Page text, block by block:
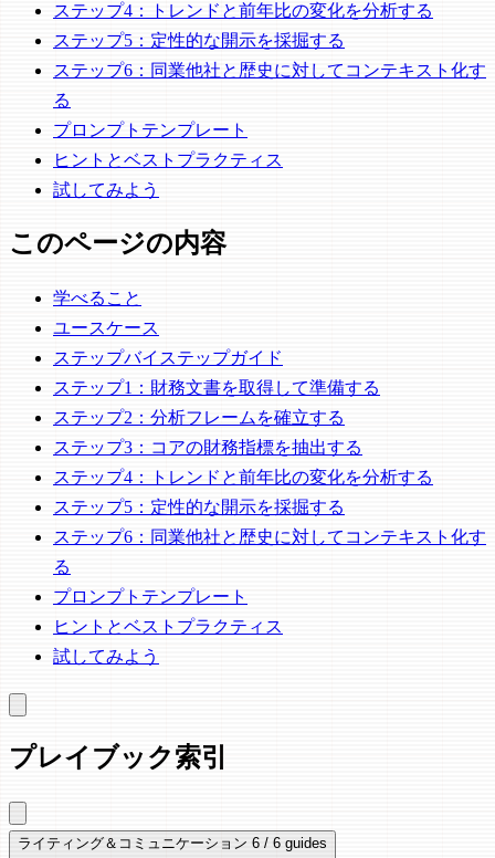
ステップ4：トレンドと前年比の変化を分析する
ステップ5：定性的な開示を採掘する
ステップ6：同業他社と歴史に対してコンテキスト化す
る
プロンプトテンプレート
ヒントとベストプラクティス
試してみよう
このページの内容
学べること
ユースケース
ステップバイステップガイド
ステップ1：財務文書を取得して準備する
ステップ2：分析フレームを確立する
ステップ3：コアの財務指標を抽出する
ステップ4：トレンドと前年比の変化を分析する
ステップ5：定性的な開示を採掘する
ステップ6：同業他社と歴史に対してコンテキスト化す
る
プロンプトテンプレート
ヒントとベストプラクティス
試してみよう
プレイブック索引
ライティング＆コミュニケーション 6 / 6 guides